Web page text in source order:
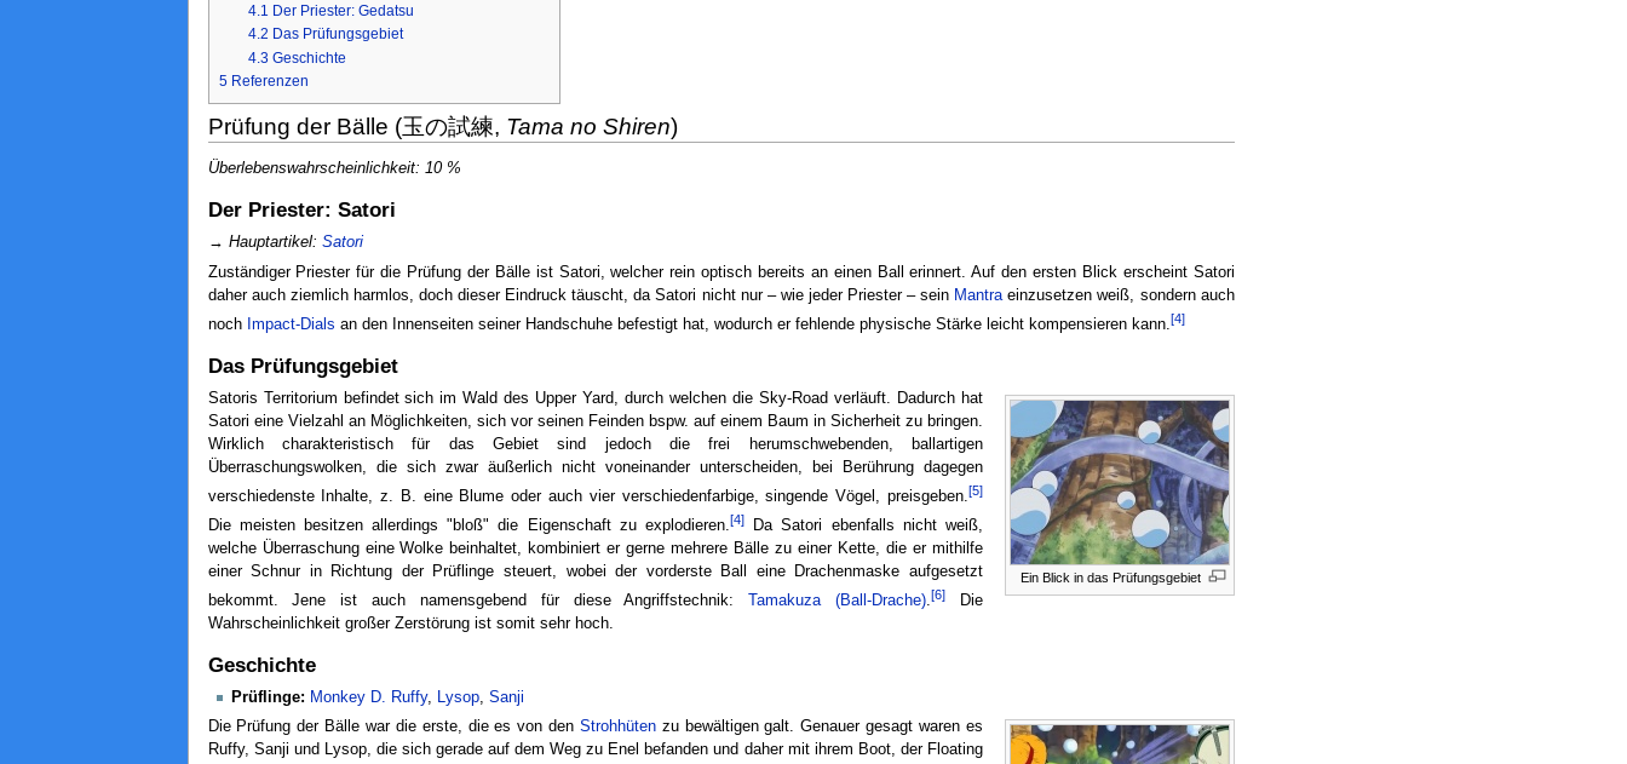
4.1 Der Priester: Gedatsu
4.2 Das Prüfungsgebiet
4.3 Geschichte
5 Referenzen
Prüfung der Bälle (玉の試練, Tama no Shiren)
Überlebenswahrscheinlichkeit: 10 %
Der Priester: Satori
→ Hauptartikel: Satori
Zuständiger Priester für die Prüfung der Bälle ist Satori, welcher rein optisch bereits an einen Ball erinnert. Auf den ersten Blick erscheint Satori
daher auch ziemlich harmlos, doch dieser Eindruck täuscht, da Satori nicht nur – wie jeder Priester – sein Mantraeinzusetzen weiß, sondern auch
noch Impact-Dials an den Innenseiten seiner Handschuhe befestigt hat, wodurch er fehlende physische Stärke leicht kompensieren kann.[4]
Das Prüfungsgebiet
Ein Blick in das Prüfungsgebiet
Satoris Territorium befindet sich im Wald des Upper Yard, durch welchen die Sky-Road verläuft. Dadurch hat
Satori eine Vielzahl an Möglichkeiten, sich vor seinen Feinden bspw. auf einem Baum in Sicherheit zu bringen.
Wirklich charakteristisch für das Gebiet sind jedoch die frei herumschwebenden, ballartigen
Überraschungswolken, die sich zwar äußerlich nicht voneinander unterscheiden, bei Berührung dagegen
verschiedenste Inhalte, z. B. eine Blume oder auch vier verschiedenfarbige, singende Vögel, preisgeben.[5]
Die meisten besitzen allerdings "bloß" die Eigenschaft zu explodieren.[4] Da Satori ebenfalls nicht weiß,
welche Überraschung eine Wolke beinhaltet, kombiniert er gerne mehrere Bälle zu einer Kette, die er mithilfe
einer Schnur in Richtung der Prüflinge steuert, wobei der vorderste Ball eine Drachenmaske aufgesetzt
bekommt. Jene ist auch namensgebend für diese Angriffstechnik:
Tamakuza (Ball-Drache).[6]
Die
Wahrscheinlichkeit großer Zerstörung ist somit sehr hoch.
Geschichte
Prüflinge: Monkey D. Ruffy, Lysop, Sanji
Die Prüfung der Bälle war die erste, die es von den Strohhütenzu bewältigen galt. Genauer gesagt waren es
Ruffy, Sanji und Lysop, die sich gerade auf dem Weg zu Enel befanden und daher mit ihrem Boot, der Floating